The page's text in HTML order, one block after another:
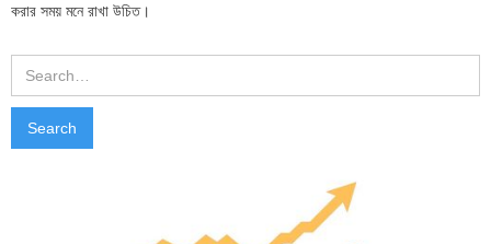
করার সময় মনে রাখা উচিত।